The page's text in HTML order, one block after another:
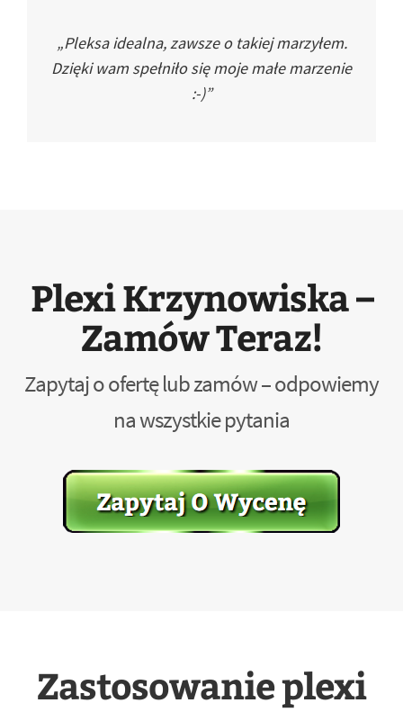
„Pleksa idealna, zawsze o takiej marzyłem.
Dzięki wam spełniło się moje małe marzenie
:-)”
Plexi Krzynowiska –
Zamów Teraz!
Zapytaj o ofertę lub zamów – odpowiemy
na wszystkie pytania
Zastosowanie plexi